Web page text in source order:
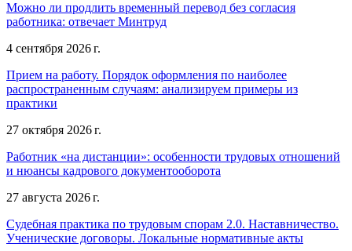
Можно ли продлить временный перевод без согласия
работника: отвечает Минтруд
4 сентября 2026 г.
Прием на работу. Порядок оформления по наиболее
распространенным случаям: анализируем примеры из
практики
27 октября 2026 г.
Работник «на дистанции»: особенности трудовых отношений
и нюансы кадрового документооборота
27 августа 2026 г.
Судебная практика по трудовым спорам 2.0. Наставничество.
Ученические договоры. Локальные нормативные акты